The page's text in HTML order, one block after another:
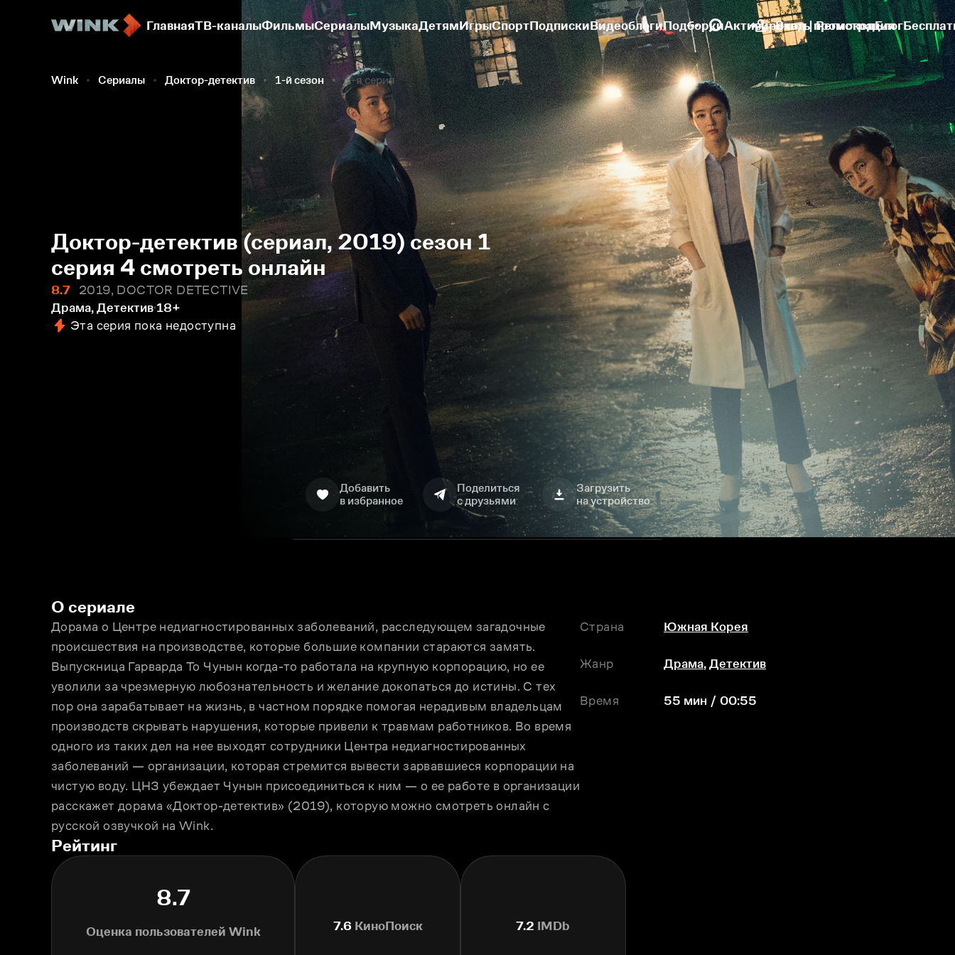
ГлавнаяТВ-каналыФильмыСериалыМузыкаДетямИгрыСпортПодпискиВидеоблогиПодборкиАктивировать промокодБлог
Вход | Регистрация
Wink Сериалы Доктор-детектив 1-й сезон 4-я серия
Доктор-детектив (сериал, 2019) сезон 1
серия 4 смотреть онлайн
8.7
2019, DOCTOR DETECTIVE
Драма, Детектив 18+
Эта серия пока недоступна
Добавить
в избранное
Поделиться
с друзьями
Загрузить
на устройство
О сериале
Дорама о Центре недиагностированных заболеваний, расследующем загадочные
происшествия на производстве, которые большие компании стараются замять.
Выпускница Гарварда То Чунын когда-то работала на крупную корпорацию, но ее
уволили за чрезмерную любознательность и желание докопаться до истины. С тех
пор она зарабатывает на жизнь, в частном порядке помогая нерадивым владельцам
производств скрывать нарушения, которые привели к травмам работников. Во время
одного из таких дел на нее выходят сотрудники Центра недиагностированных
заболеваний — организации, которая стремится вывести зарвавшиеся корпорации на
чистую воду. ЦНЗ убеждает Чунын присоединиться к ним — о ее работе в организации
расскажет дорама «Доктор-детектив» (2019), которую можно смотреть онлайн с
русской озвучкой на Wink.
Страна Южная Корея
Жанр Драма, Детектив
Время 55 мин / 00:55
Рейтинг
8.7
Оценка пользователей Wink
7.6КиноПоиск 7.2 IMDb